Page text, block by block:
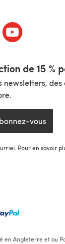
(s'ouvre dans
de 15 %
vous
Pour en savoir
Angleterre et au